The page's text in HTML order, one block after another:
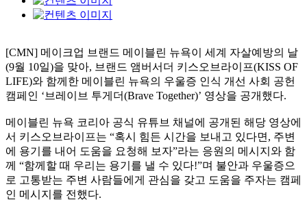
[CMN] 메이크업 브랜드 메이블린 뉴욕이 세계 자살예방의 날
(9월 10일)을 맞아, 브랜드 앰버서더 키스오브라이프(KISS OF
LIFE)와 함께한 메이블린 뉴욕의 우울증 인식 개선 사회 공헌
캠페인 ‘브레이브 투게더(Brave Together)’ 영상을 공개했다.
메이블린 뉴욕 코리아 공식 유튜브 채널에 공개된 해당 영상에
서 키스오브라이프는 “혹시 힘든 시간을 보내고 있다면, 주변
에 용기를 내어 도움을 요청해 보자”라는 응원의 메시지와 함
께 “함께할 때 우리는 용기를 낼 수 있다!”며 불안과 우울증으
로 고통받는 주변 사람들에게 관심을 갖고 도움을 주자는 캠페
인 메시지를 전했다.